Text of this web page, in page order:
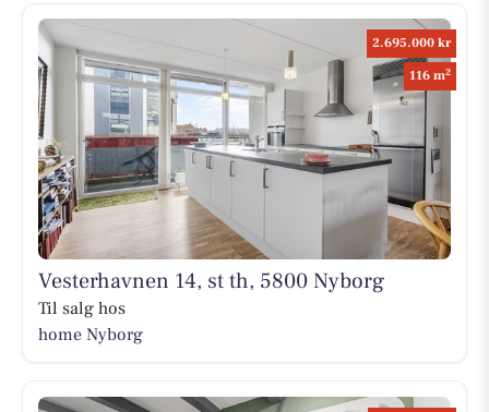
2.695.000 kr
116 m2
Vesterhavnen 14, st th, 5800 Nyborg
Til salg hos
home Nyborg